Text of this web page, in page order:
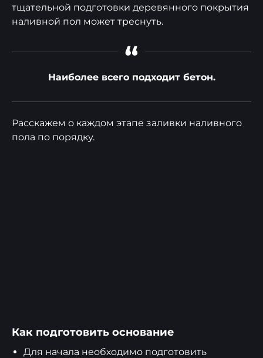
тщательной подготовки деревянного покрытия
наливной пол может треснуть.
“
Наиболее всего подходит бетон.
Расскажем о каждом этапе заливки наливного
пола по порядку.
Как подготовить основание
Для начала необходимо подготовить